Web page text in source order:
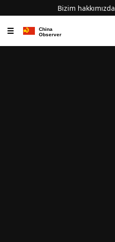
Bizim hakkımızda
☰